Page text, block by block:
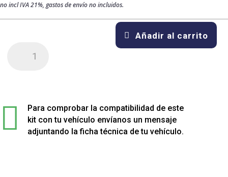
no incl IVA 21%, gastos de envío no incluidos.
rebajados
Volkswagen
Añadir al carrito

Para comprobar la compatibilidad de este
kit con tu vehículo envíanos un mensaje
adjuntando la ficha técnica de tu vehículo.